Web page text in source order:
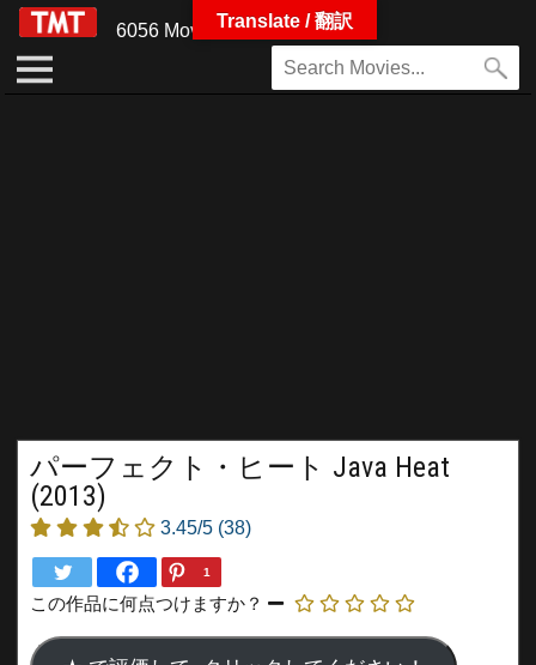
6056 Movies
パーフェクト・ヒート Java Heat
(2013)
3.45/5 (38)
1
この作品に何点つけますか？
Translate / 翻訳